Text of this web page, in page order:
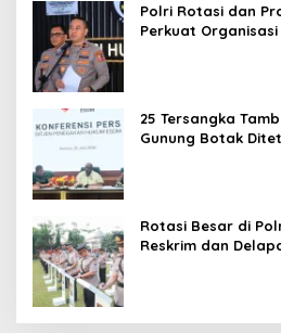
Polri Rotasi dan
Perkuat
25 Tersangka
Gunung Botak
Rotasi Besar di
Reskrim dan